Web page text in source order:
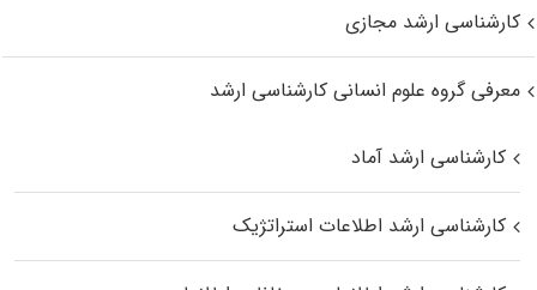
کارشناسی ارشد مجازی
معرفی گروه علوم انسانی کارشناسی ارشد
کارشناسی ارشد آماد
کارشناسی ارشد اطلاعات استراتژیک